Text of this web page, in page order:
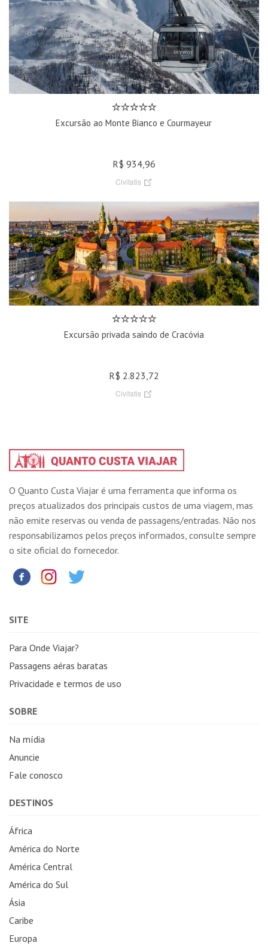
Excursão ao Monte Bianco e Courmayeur
R$ 934,96
Civitatis
Excursão privada saindo de Cracóvia
R$ 2.823,72
Civitatis
O Quanto Custa Viajar é uma ferramenta que informa os
preços atualizados dos principais custos de uma viagem, mas
não emite reservas ou venda de passagens/entradas. Não nos
responsabilizamos pelos preços informados, consulte sempre
o site oficial do fornecedor.
SITE
Para Onde Viajar?
Passagens aéras baratas
Privacidade e termos de uso
SOBRE
Na mídia
Anuncie
Fale conosco
DESTINOS
África
América do Norte
América Central
América do Sul
Ásia
Caribe
Europa